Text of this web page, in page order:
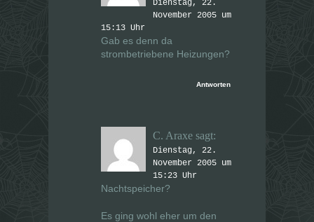
Dienstag, 22.
November 2005 um
15:13 Uhr
Gab es denn da
strombetriebene Heizungen?
Antworten
C. Araxe sagt:
Dienstag, 22.
November 2005 um
15:23 Uhr
Nachtspeicher?
Es ging wohl eher um den